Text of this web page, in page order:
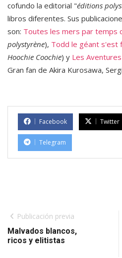
cofundo la editorial "éditions
libros diferentes. Sus
son: Toutes les mers par temps
polystyrène), Todd le géant s'est
Hoochie Coochie) y Les
Gran fan de Akira Kurosawa,
Facebook Twitter
Telegram
Publicación previa
Malvados blancos,
ricos y elitistas